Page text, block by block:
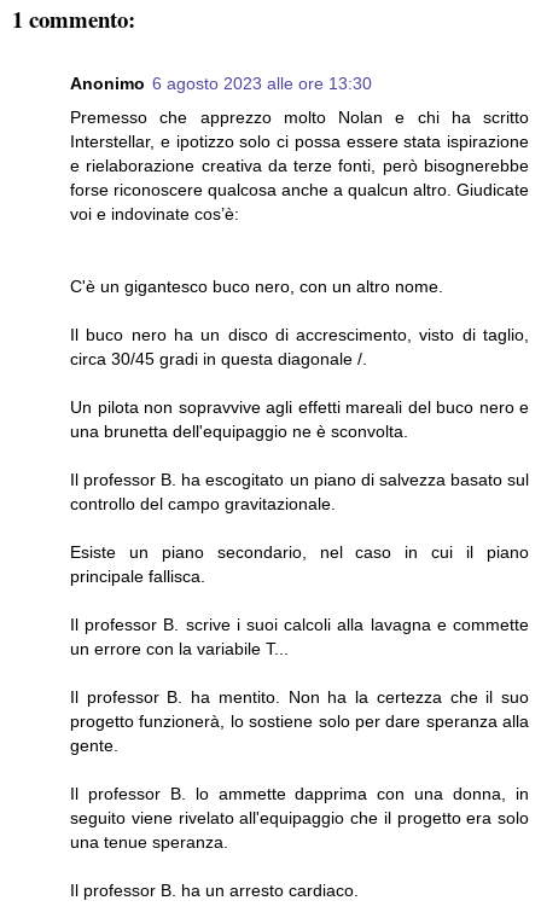
1 commento:
Anonimo 6 agosto 2023 alle ore 13:30
Premesso che apprezzo molto Nolan e chi ha scritto
Interstellar, e ipotizzo solo ci possa essere stata ispirazione
e rielaborazione creativa da terze fonti, però bisognerebbe
forse riconoscere qualcosa anche a qualcun altro. Giudicate
voi e indovinate cos’è:
C'è un gigantesco buco nero, con un altro nome.
Il buco nero ha un disco di accrescimento, visto di taglio,
circa 30/45 gradi in questa diagonale /.
Un pilota non sopravvive agli effetti mareali del buco nero e
una brunetta dell'equipaggio ne è sconvolta.
Il professor B. ha escogitato un piano di salvezza basato sul
controllo del campo gravitazionale.
Esiste un piano secondario, nel caso in cui il piano
principale fallisca.
Il professor B. scrive i suoi calcoli alla lavagna e commette
un errore con la variabile T...
Il professor B. ha mentito. Non ha la certezza che il suo
progetto funzionerà, lo sostiene solo per dare speranza alla
gente.
Il professor B. lo ammette dapprima con una donna, in
seguito viene rivelato all'equipaggio che il progetto era solo
una tenue speranza.
Il professor B. ha un arresto cardiaco.